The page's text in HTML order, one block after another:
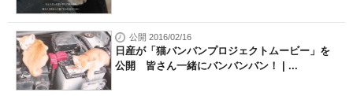
公開 2016/02/16
日産が「猫バンバンプロジェクトムービー」を
公開 皆さん一緒にバンバンバン！ | ...